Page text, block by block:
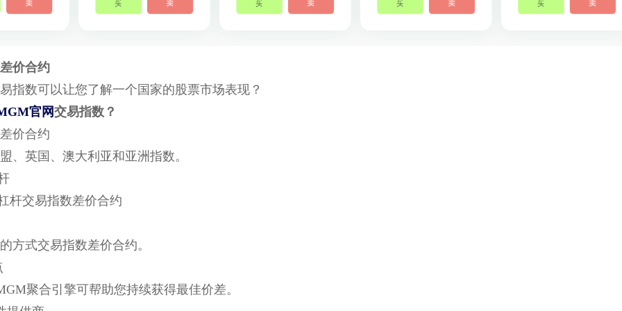
价合约
指数可以让您了解一个国家的股票市场表现？
官网交易指数？
价合约
、英国、澳大利亚和亚洲指数。
杆交易指数差价合约
方式交易指数差价合约。
聚合引擎可帮助您持续获得最佳价差。